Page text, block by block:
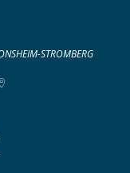
STROMBERG